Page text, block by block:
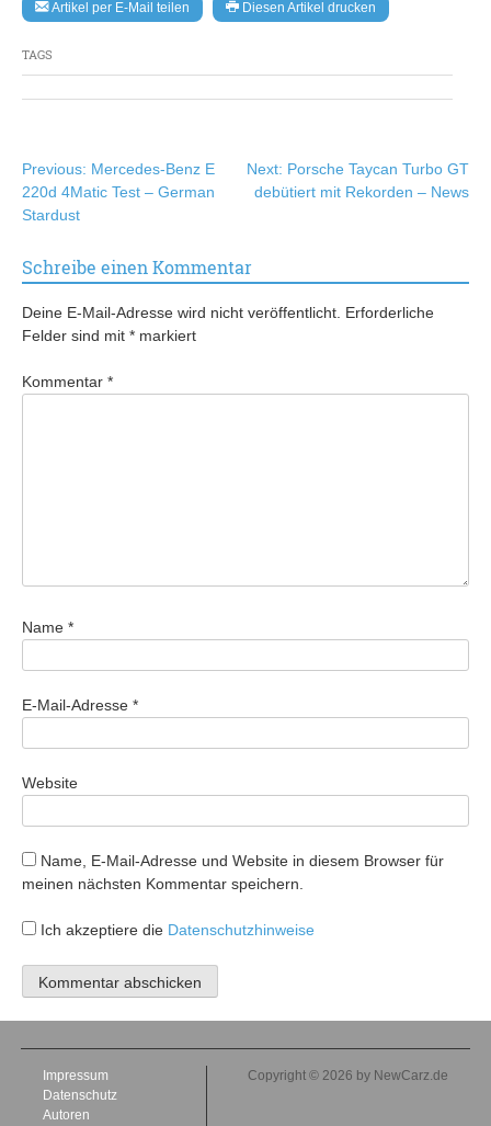
Artikel per E-Mail teilen Diesen Artikel drucken
TAGS
Beitragsnavigation
Previous: Mercedes-Benz E
220d 4Matic Test – German
Stardust
Next: Porsche Taycan Turbo GT
debütiert mit Rekorden – News
Schreibe einen Kommentar
Deine E-Mail-Adresse wird nicht veröffentlicht. Erforderliche
Felder sind mit * markiert
Kommentar *
Name *
E-Mail-Adresse *
Website
Name, E-Mail-Adresse und Website in diesem Browser für
meinen nächsten Kommentar speichern.
Ich akzeptiere die Datenschutzhinweise
Impressum
Datenschutz
Autoren
Copyright © 2026 by NewCarz.de